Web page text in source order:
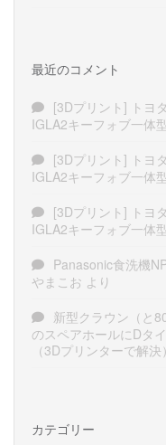
最近のコメント
[3Dプリント] トヨ
IGLA2キーフォブ一体
[3Dプリント] トヨ
IGLA2キーフォブ一体
[3Dプリント] トヨ
IGLA2キーフォブ一体
Panasonic食洗機
やまこお より
新型クラウン（と
のスペアホールにDタ
（3Dプリンターで解決）
カテゴリー